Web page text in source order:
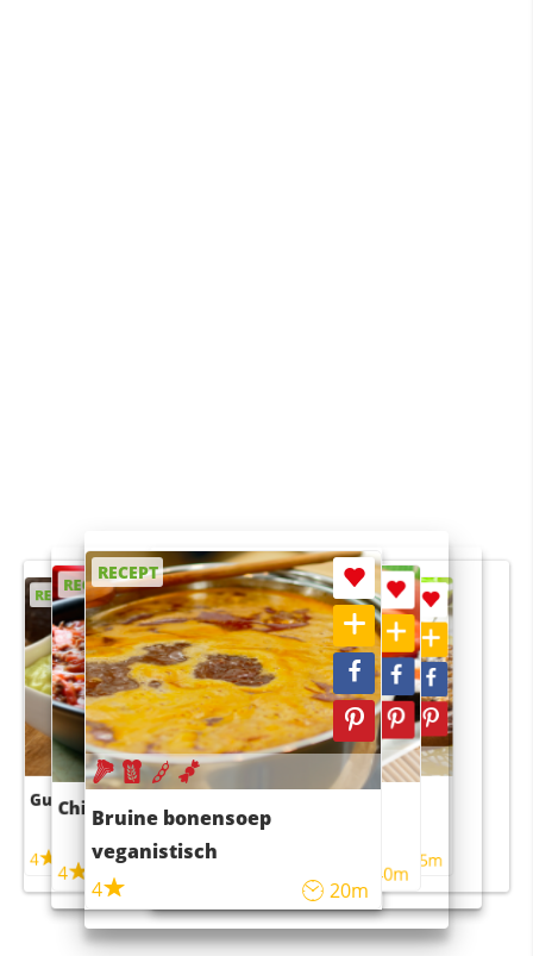
RECEPT
Guacamole
4
RECEPT
Chili con carne
4
RECEPT
Bruine bonensoep
veganistisch
4
20m
RECEPT
Sushi rijstsalade
maaltijdsalade
40m
RECEPT
4 55m